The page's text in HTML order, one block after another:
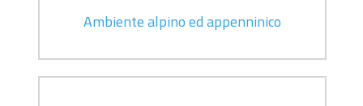
Ambiente alpino ed appenninico